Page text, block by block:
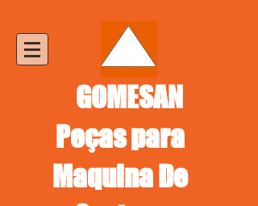
GOMESAN
Peças para
Maquina De